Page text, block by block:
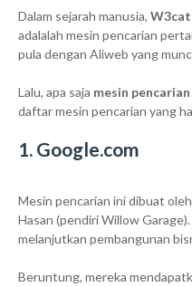
Dalam sejarah manusia,
adalalah mesin pencarian
pula dengan Aliweb yang
Lalu, apa saja mesin pencarian
daftar mesin pencarian yang
1. Google.com
Mesin pencarian ini dibuat
Hasan (pendiri Willow
melanjutkan pembangunan
Beruntung, mereka